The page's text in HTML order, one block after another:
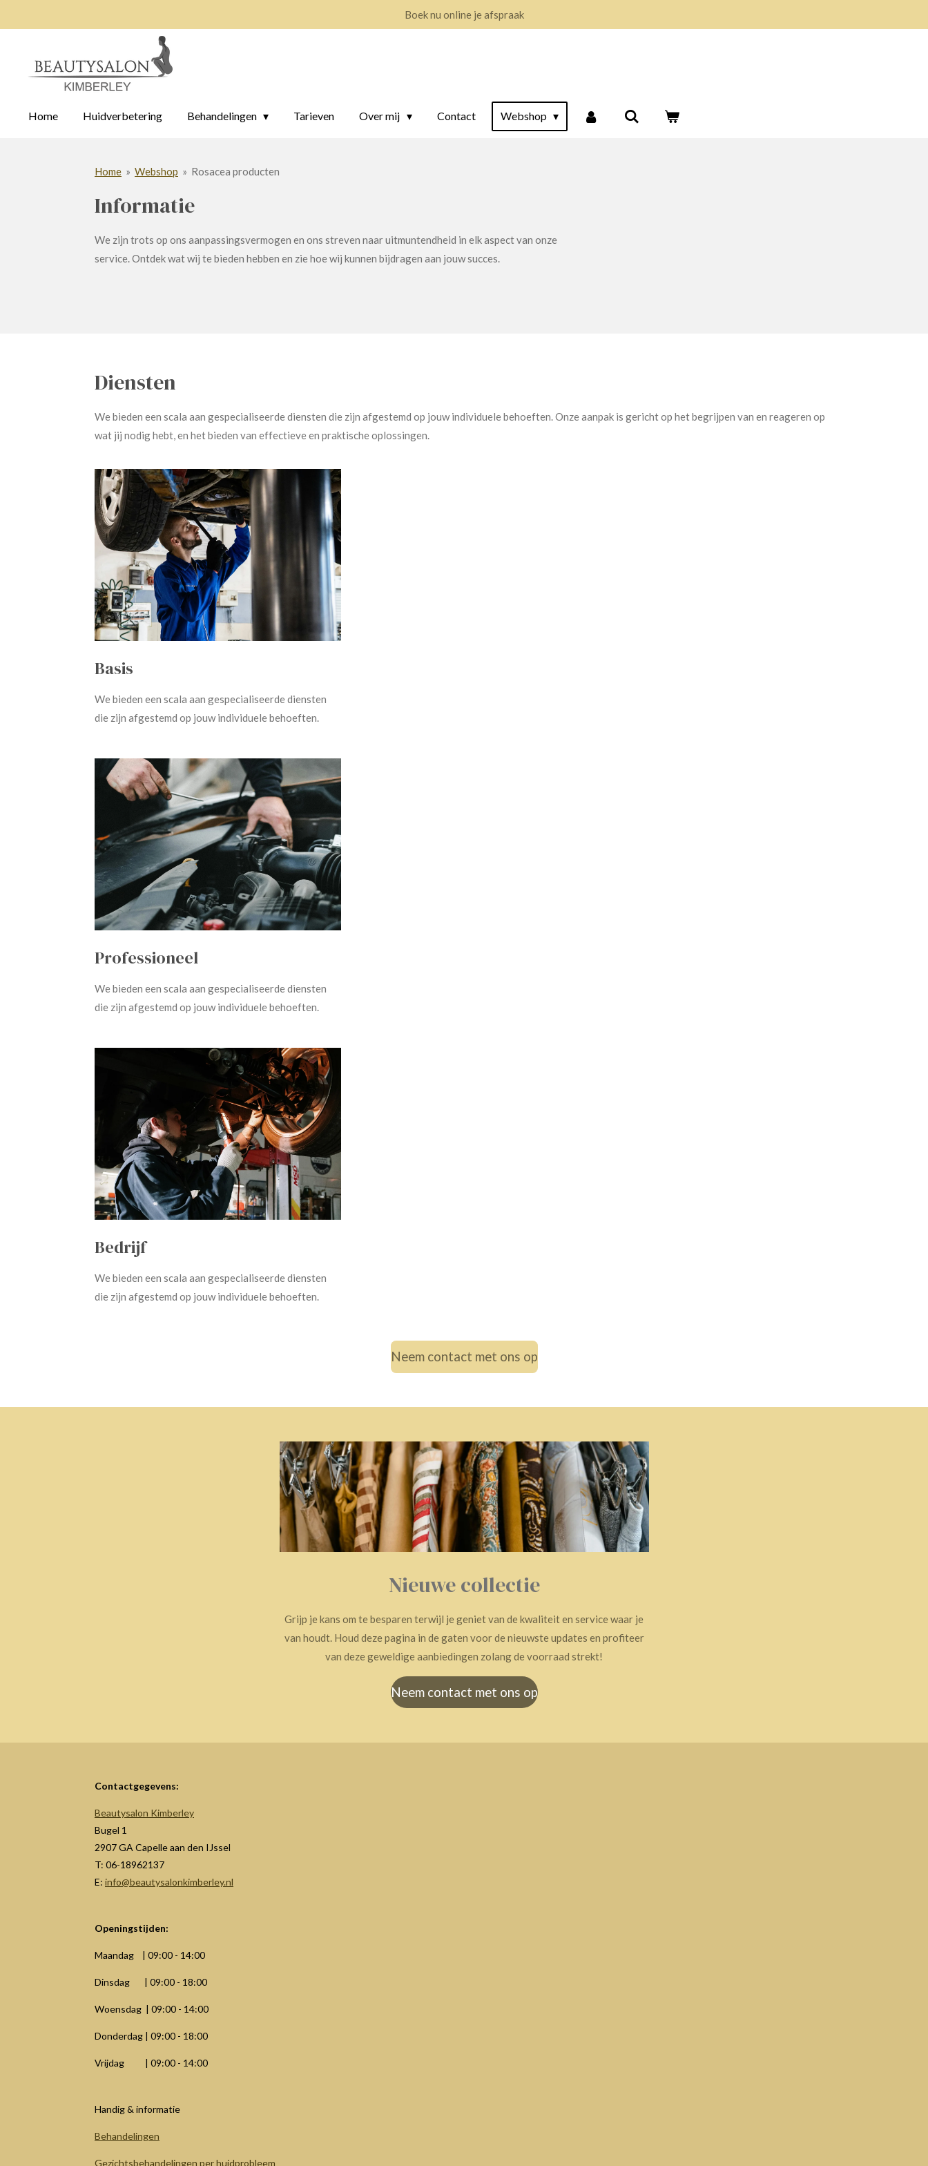
hoofdinhoud
Boek nu online je afspraak
Home Huidverbetering Behandelingen Tarieven Over mij Contact Webshop
Home » Webshop » Rosacea producten
Informatie
We zijn trots op ons aanpassingsvermogen en ons streven naar uitmuntendheid in elk aspect van onze
service. Ontdek wat wij te bieden hebben en zie hoe wij kunnen bijdragen aan jouw succes.
Diensten
We bieden een scala aan gespecialiseerde diensten die zijn afgestemd op jouw individuele behoeften. Onze aanpak is gericht op het begrijpen van en reageren op
wat jij nodig hebt, en het bieden van effectieve en praktische oplossingen.
Basis
We bieden een scala aan gespecialiseerde diensten
die zijn afgestemd op jouw individuele behoeften.
Professioneel
We bieden een scala aan gespecialiseerde diensten
die zijn afgestemd op jouw individuele behoeften.
Bedrijf
We bieden een scala aan gespecialiseerde diensten
die zijn afgestemd op jouw individuele behoeften.
Neem contact met ons op
Nieuwe collectie
Grijp je kans om te besparen terwijl je geniet van de kwaliteit en service waar je
van houdt. Houd deze pagina in de gaten voor de nieuwste updates en profiteer
van deze geweldige aanbiedingen zolang de voorraad strekt!
Neem contact met ons op
Contactgegevens:
Beautysalon Kimberley
Bugel 1
2907 GA Capelle aan den IJssel
T: 06-18962137
E: info@beautysalonkimberley.nl
Openingstijden:
Maandag | 09:00 - 14:00
Dinsdag | 09:00 - 18:00
Woensdag | 09:00 - 14:00
Donderdag | 09:00 - 18:00
Vrijdag | 09:00 - 14:00
Handig & informatie
Behandelingen
Gezichtsbehandelingen per huidprobleem